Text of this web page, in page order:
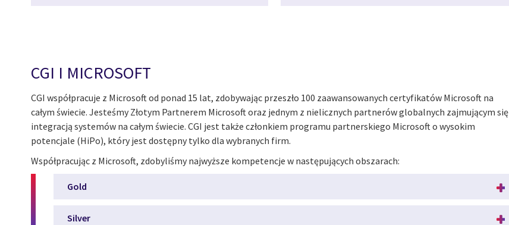
CGI I MICROSOFT
CGI współpracuje z Microsoft od ponad 15 lat, zdobywając przeszło 100 zaawansowanych certyfikatów Microsoft na
całym świecie. Jesteśmy Złotym Partnerem Microsoft oraz jednym z nielicznych partnerów globalnych zajmującym się
integracją systemów na całym świecie. CGI jest także członkiem programu partnerskiego Microsoft o wysokim
potencjale (HiPo), który jest dostępny tylko dla wybranych firm.
Współpracując z Microsoft, zdobyliśmy najwyższe kompetencje w następujących obszarach:
Gold
Silver